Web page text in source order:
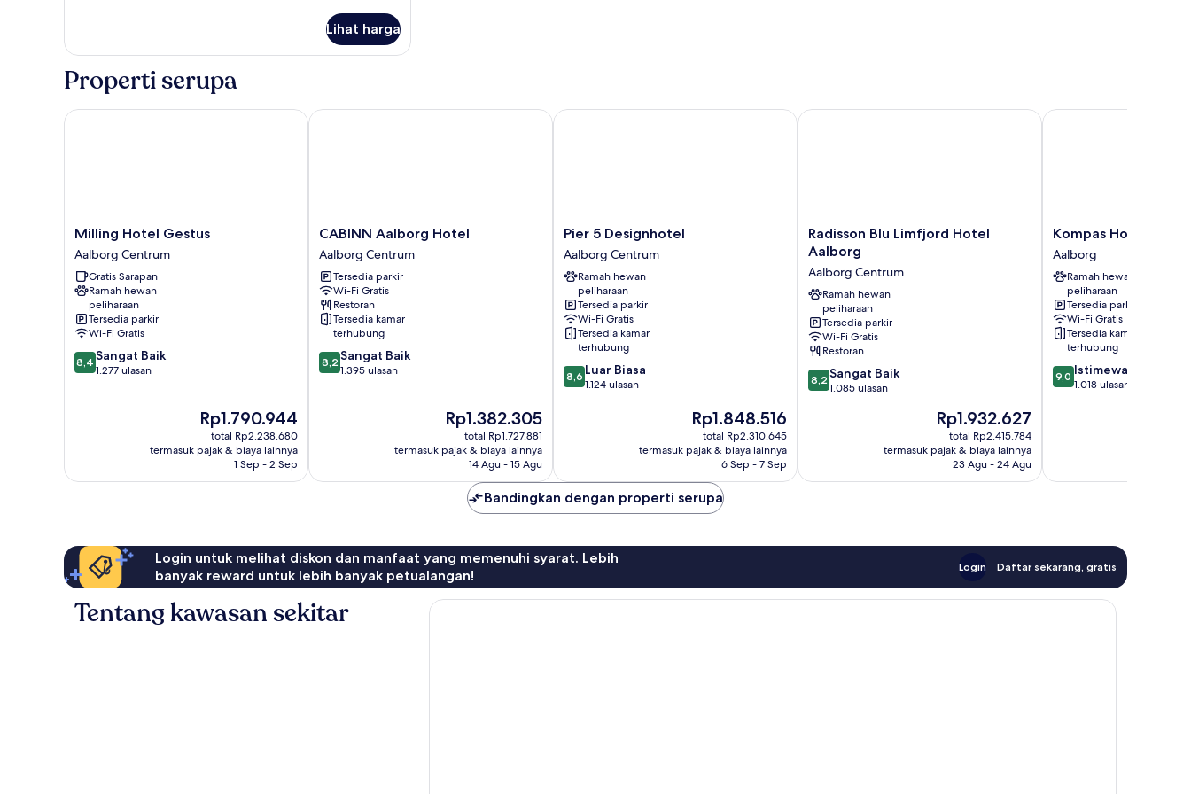
Twin
Kamar
Tempat
Tidur
Lihat harga
Properti serupa
Milling
Hotel
Gestus
Aalborg
Centrum
Milling Hotel Gestus
Aalborg Centrum
Gratis Sarapan
Ramah hewan
peliharaan
Tersedia parkir
Wi-Fi Gratis
8.4
dari
8,4 Sangat Baik
1.277 ulasan
Harga
sekarang
Rp1.790.944
Rp1.790.944
total Rp2.238.680
termasuk pajak & biaya lainnya
1 Sep - 2 Sep
Milling Hotel Gestus
CABINN
Aalborg
Hotel
Aalborg
Centrum
CABINN Aalborg Hotel
Aalborg Centrum
Tersedia parkir
Wi-Fi Gratis
Restoran
Tersedia kamar
terhubung
8.2
dari
8,2 Sangat Baik
1.395 ulasan
Harga
sekarang
Rp1.382.305
Rp1.382.305
total Rp1.727.881
termasuk pajak & biaya lainnya
14 Agu - 15 Agu
CABINN Aalborg Hotel
Pier
5
Designhotel
Aalborg
Centrum
Pier 5 Designhotel
Aalborg Centrum
Ramah hewan
peliharaan
Tersedia parkir
Wi-Fi Gratis
Tersedia kamar
terhubung
8.6
dari
8,6 Luar Biasa
1.124 ulasan
Harga
sekarang
Rp1.848.516
Rp1.848.516
total Rp2.310.645
termasuk pajak & biaya lainnya
6 Sep - 7 Sep
Pier 5 Designhotel
Radisson
Blu
Hotel
Aalborg
Aalborg
Centrum
Radisson Blu Limfjord Hotel
Aalborg
Aalborg Centrum
Ramah hewan
peliharaan
Tersedia parkir
Wi-Fi Gratis
Restoran
8.2
dari
8,2 Sangat Baik
1.085 ulasan
Harga
sekarang
Rp1.932.627
Rp1.932.627
total Rp2.415.784
termasuk pajak & biaya lainnya
23 Agu - 24 Agu
Radisson Blu Limfjord Hotel Aalborg
Kompas
Hotel
Aalborg
Aalborg
Kompas Hotel
Aalborg
Ramah hewan
peliharaan
Tersedia parkir
Wi-Fi Gratis
Tersedia kamar
terhubung
9.0
dari
9,0 Istimewa
1.018 ulasan
Kompas Hotel Aalborg
Bandingkan dengan properti serupa
Login untuk melihat diskon dan manfaat yang memenuhi syarat. Lebih
banyak reward untuk lebih banyak petualangan!
Login Daftar sekarang, gratis
Tentang kawasan sekitar